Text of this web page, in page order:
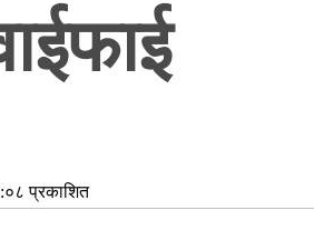
प्रकाशित